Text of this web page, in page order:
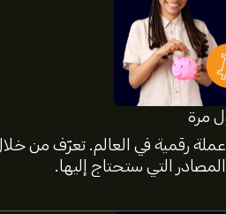
مرة
التي ستحتاج إليها.